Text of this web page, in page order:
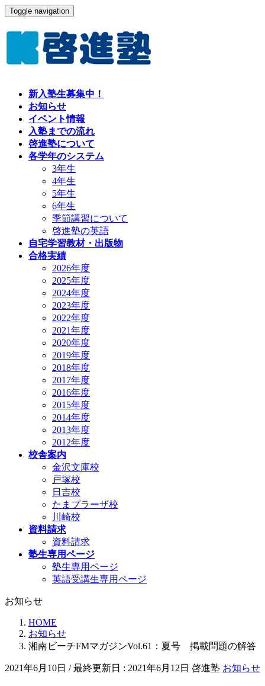
Toggle navigation
新入塾生募集中！
お知らせ
イベント情報
入塾までの流れ
啓進塾について
各学年のシステム
3年生
4年生
5年生
6年生
季節講習について
啓進塾の英語
自宅学習教材・出版物
合格実績
2026年度
2025年度
2024年度
2023年度
2022年度
2021年度
2020年度
2019年度
2018年度
2017年度
2016年度
2015年度
2014年度
2013年度
2012年度
校舎案内
金沢文庫校
戸塚校
日吉校
たまプラーザ校
川崎校
資料請求
資料請求
塾生専用ページ
塾生専用ページ
英語受講生専用ページ
お知らせ
HOME
お知らせ
湘南ビーチFMマガジンVol.61：夏号 掲載問題の解答
2021年6月10日 / 最終更新日 : 2021年6月12日 啓進塾 お知らせ